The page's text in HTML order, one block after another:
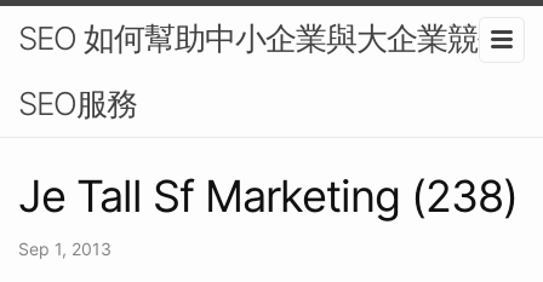
SEO 如何幫助中小企業與大企業競爭-
SEO服務
Je Tall Sf Marketing (238)
Sep 1, 2013